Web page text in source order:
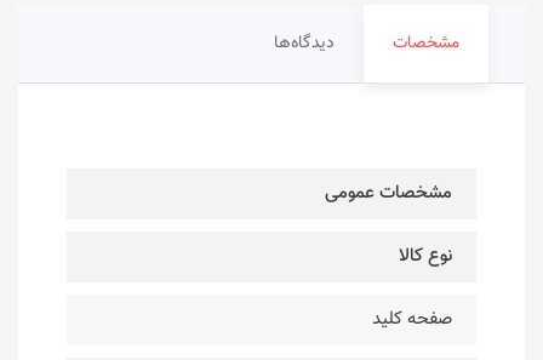
مشخصات دیدگاه‌ها
مشخصات عمومی
نوع کالا
صفحه کلید